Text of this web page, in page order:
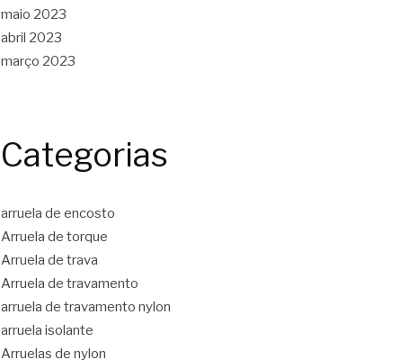
maio 2023
abril 2023
março 2023
Categorias
arruela de encosto
Arruela de torque
Arruela de trava
Arruela de travamento
arruela de travamento nylon
arruela isolante
Arruelas de nylon